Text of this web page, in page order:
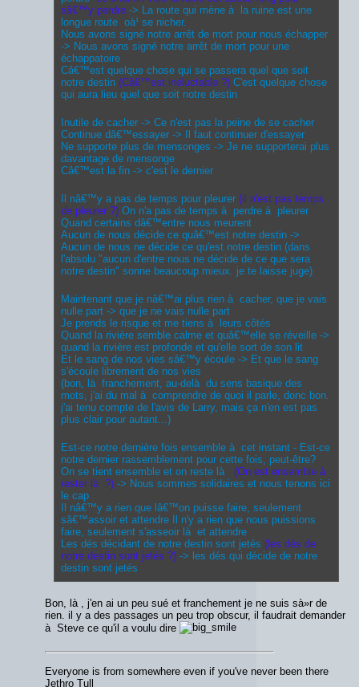
sâ€™y perdre -> La route qui mène à la ruine est une
longue route oà¹ se nicher.
Nous avons signé notre arrêt de mort pour nous échapper
-> Nous avons signé notre arrêt de mort pour une
échappatoire
Câ€™est quelque chose qui se passera quel que soit
notre destin(Câ€™est inéluctable ?) C'est quelque chose
qui aura lieu quel que soit notre destin
Inutile de cacher -> Ce n'est pas la peine de se cacher
Continue dâ€™essayer -> Il faut continuer d'essayer
Ne supporte plus de mensonges -> Je ne supporterai plus
davantage de mensonge
Câ€™est la fin -> c'est le dernier
Il nâ€™y a pas de temps pour pleurer(il n'est pas temps
de pleurer ?) On n'a pas de temps à perdre à pleurer
Quand certains dâ€™entre nous meurent
Aucun de nous décide ce quâ€™est notre destin ->
Aucun de nous ne décide ce qu'est notre destin (dans
l'absolu "aucun d'entre nous ne décide de ce que sera
notre destin" sonne beaucoup mieux. je te laisse juge)
Maintenant que je nâ€™ai plus rien à cacher, que je vais
nulle part -> que je ne vais nulle part
Je prends le risque et me tiens à leurs côtés
Quand la rivière semble calme et quâ€™elle se réveille ->
quand la rivière est profonde et qu'elle sort de son lit
Et le sang de nos vies sâ€™y écoule -> Et que le sang
s'écoule librement de nos vies
(bon, là franchement, au-delà du sens basique des
mots, j'ai du mal à comprendre de quoi il parle, donc bon.
j'ai tenu compte de l'avis de Larry, mais ça n'en est pas
plus clair pour autant...)
Est-ce notre dernière fois ensemble à cet instant - Est-ce
notre dernier rassemblement pour cette fois, peut-être?
On se tient ensemble et on reste là(On est ensemble à
rester là ?) -> Nous sommes solidaires et nous tenons ici
le cap
Il nâ€™y a rien que lâ€™on puisse faire, seulement
sâ€™assoir et attendre Il n'y a rien que nous puissions
faire, seulement s'asseoir là et attendre
Les dés décidant de notre destin sont jetés(les dés de
notre destin sont jetés ?) -> les dés qui décide de notre
destin sont jetés
Bon, là , j'en ai un peu sué et franchement je ne suis sà»r de
rien. il y a des passages un peu trop obscur, il faudrait demander
à Steve ce qu'il a voulu dire
Everyone is from somewhere even if you've never been there
Jethro Tull